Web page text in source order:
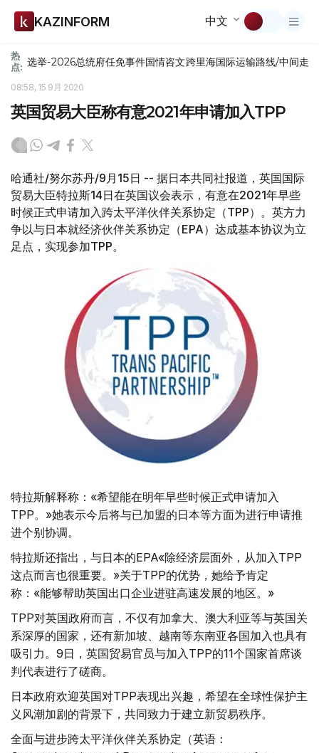
KAZINFORM 中文
热
点: 选举-2026总统府任免事件国情咨文跨里海国际运输路线/中间走廊
08:58, 15 9月 2020
英国贸易大臣称有意2021年申请加入TPP
哈通社/努尔苏丹/9月15日 -- 据日本共同社报道，英国国际
贸易大臣特拉斯14日在英国议会表示，有意在2021年早些
时候正式申请加入跨太平洋伙伴关系协定（TPP）。英方力
争以与日本就经济伙伴关系协定（EPA）达成基本协议为立
足点，实现参加TPP。
特拉斯解释称：«希望能在明年早些时候正式申请加入
TPP。»她表示今后将与已加盟的日本等方面为进行申请推
进个别协调。
特拉斯还指出，与日本的EPA«除经济层面外，从加入TPP
这点而言也很重要。»关于TPP的优势，她给予肯定
称：«能够帮助英国出口企业进驻高速发展的地区。»
TPP对英国政府而言，不仅有加拿大、澳大利亚等与英国关
系深厚的国家，还有新加坡、越南等东南亚各国加入也具有
吸引力。9日，英国贸易官员与加入TPP的11个国家首席谈
判代表进行了磋商。
日本政府欢迎英国对TPP表现出兴趣，希望在全球性保护主
义风潮加剧的背景下，共同致力于建立新贸易秩序。
全面与进步跨太平洋伙伴关系协定（英语：